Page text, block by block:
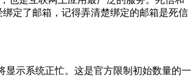
定了邮箱，记得弄清楚绑定的邮箱是死信
示系统正忙。这是官方限制初始数量的一